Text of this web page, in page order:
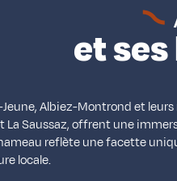
et
Albiez-Montrond et
La Saussaz, offrent une
reflète une facette
locale.